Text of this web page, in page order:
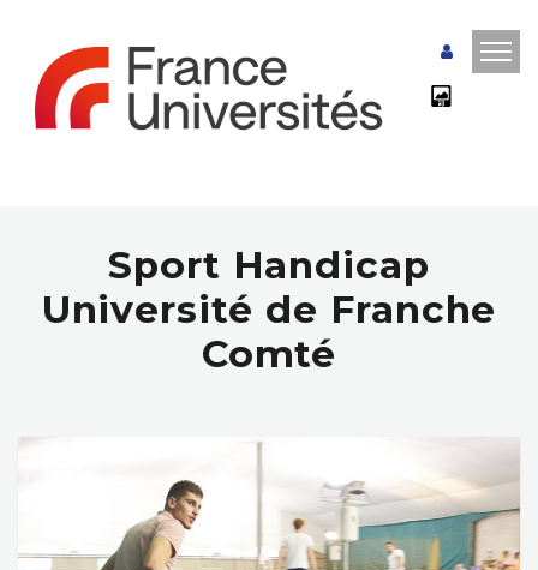
Sport Handicap
Université de Franche
Comté